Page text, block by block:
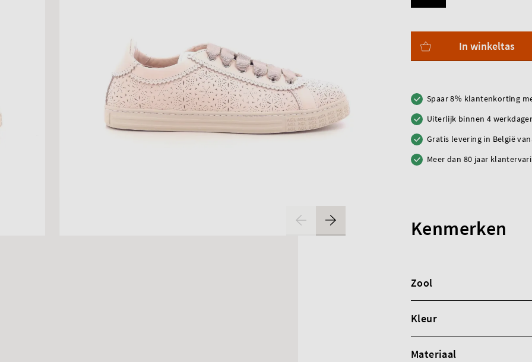
In winkeltas
Spaar 8% klantenkorting
Uiterlijk binnen 4
Gratis levering in België
Meer dan 80 jaar
Kenmerken
Zool
Kleur
Materiaal